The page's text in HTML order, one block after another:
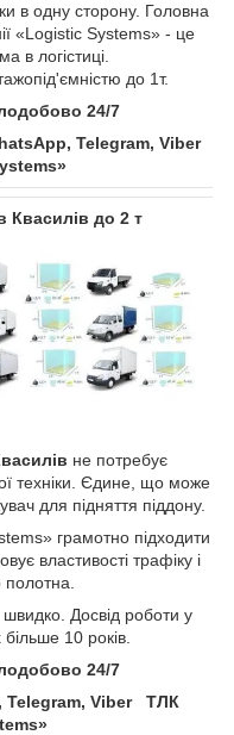
в одну сторону. Головна
«Logistic Systems» - це
в логістиці.
до 1т.
24/7
Telegram, Viber
Квасилів до 2 т
не потребує
техніки. Єдине, що може
для підняття піддону.
грамотно підходити
властивості трафіку і
полотна.
Досвід роботи у
10 років.
24/7
Telegram, Viber ТЛК